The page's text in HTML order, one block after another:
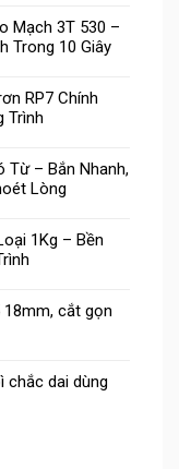
Mạch 3T 530 –
Trong 10 Giây
RP7 Chính
Trình
Từ – Bắn Nhanh,
Lòng
1Kg – Bền
18mm, cắt gọn
chắc dai dùng